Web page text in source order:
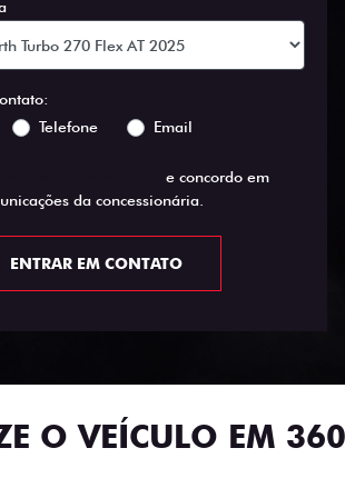
Telefone Email
e concordo em
da concessionária.
ENTRAR EM CONTATO
O VEÍCULO EM